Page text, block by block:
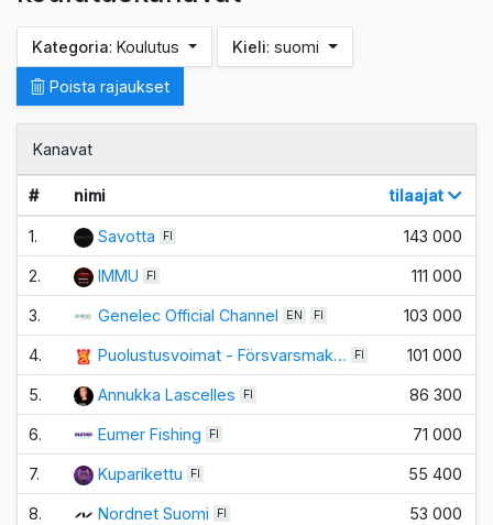
Kategoria: Koulutus Kieli: suomi
Poista rajaukset
Kanavat
# nimi tilaajat
1. Savotta FI 143 000
2. IMMU FI 111 000
3. Genelec Official Channel EN FI 103 000
4. Puolustusvoimat - Försvarsmak… FI 101 000
5. Annukka Lascelles FI 86 300
6. Eumer Fishing FI 71 000
7. Kuparikettu FI 55 400
8. Nordnet Suomi FI 53 000